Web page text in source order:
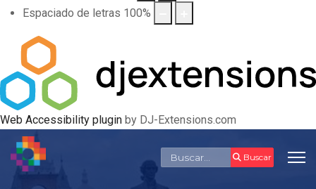
Espaciado de letras 100%
Web Accessibility plugin by DJ-Extensions.com
Buscar Buscar